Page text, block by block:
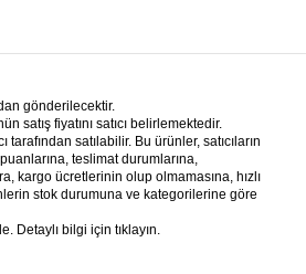
gönderilecektir.
satış fiyatını satıcı belirlemektedir.
tarafından satılabilir. Bu ürünler, satıcıların
teslimat durumlarına,
kargo ücretlerinin olup olmamasına, hızlı
stok durumuna ve kategorilerine göre
Detaylı bilgi için tıklayın.